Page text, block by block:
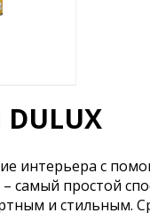
интерьера с
самый простой
и стильным.